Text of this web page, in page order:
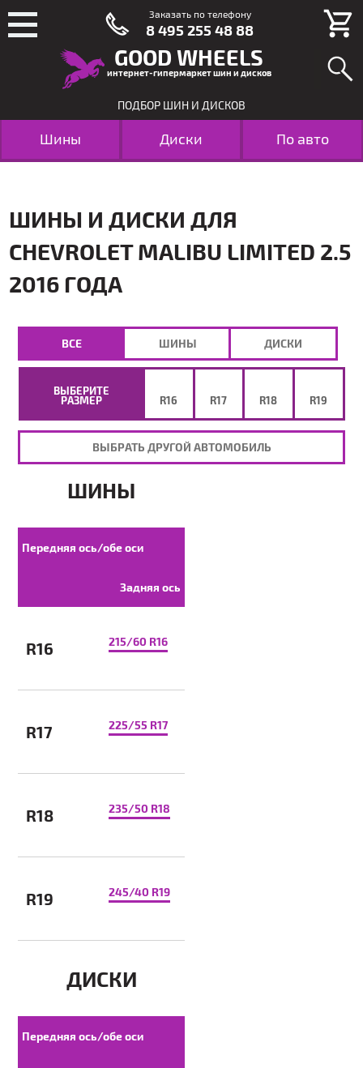
GOOD WHEELS
интернет-гипермаркет шин и дисков
ПОДБОР ШИН И ДИСКОВ
Шины Диски По авто
ШИНЫ И ДИСКИ ДЛЯ
CHEVROLET MALIBU LIMITED 2.5
2016 ГОДА
ВЫБЕРИТЕ
РАЗМЕР
R16 R17 R18 R19
ВЫБРАТЬ ДРУГОЙ АВТОМОБИЛЬ
ВСЕ ШИНЫ ДИСКИ
ШИНЫ
Передняя ось/обе оси
Задняя ось
R16 215/60 R16
R17 225/55 R17
R18 235/50 R18
R19 245/40 R19
ДИСКИ
Передняя ось/обе оси
Заказать по телефону
8 495 255 48 88